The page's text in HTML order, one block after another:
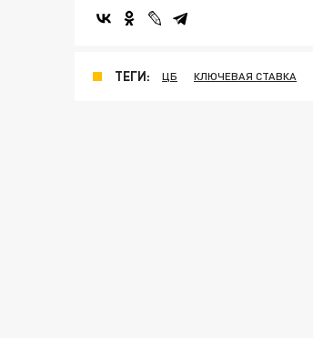
ТЕГИ: ЦБ КЛЮЧЕВАЯ СТАВКА